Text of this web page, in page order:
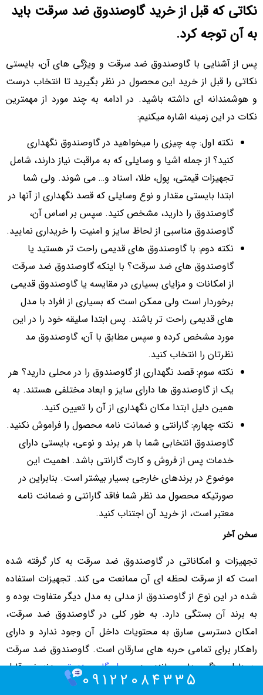
نکاتی که قبل از خرید گاوصندوق ضد سرقت باید
به آن توجه کرد.
پس از آشنایی با گاوصندوق ضد سرقت و ویژگی های آن، بایستی
نکاتی را قبل از خرید این محصول در نظر بگیرید تا انتخاب درست
و هوشمندانه ای داشته باشید. در ادامه به چند مورد از مهمترین
نکات در این زمینه اشاره میکنیم:
نکته اول: چه چیزی را میخواهید در گاوصندوق نگهداری
کنید؟ از جمله اشیا و وسایلی که به مراقبت نیاز دارند، شامل
تجهیزات قیمتی، پول، طلا، اسناد و… می شوند. ولی شما
ابتدا بایستی مقدار و نوع وسایلی که قصد نگهداری از آنها در
گاوصندوق را دارید، مشخص کنید. سپس بر اساس آن،
گاوصندوق مناسبی از لحاظ سایز و امنیت را خریداری نمایید.
نکته دوم: با گاوصندوق های قدیمی راحت تر هستید یا
گاوصندوق های ضد سرقت؟ با اینکه گاوصندوق ضد سرقت
از امکانات و مزایای بسیاری در مقایسه یا گاوصندوق قدیمی
برخوردار است ولی ممکن است که بسیاری از افراد با مدل
های قدیمی راحت تر باشند. پس ابتدا سلیقه خود را در این
مورد مشخص کرده و سپس مطابق با آن، گاوصندوق مد
نظرتان را انتخاب کنید.
نکته سوم: قصد نگهداری از گاوصندوق را در محلی دارید؟ هر
یک از گاوصندوق ها دارای سایز و ابعاد مختلفی هستند. به
همین دلیل ابتدا مکان نگهداری از آن را تعیین کنید.
نکته چهارم: گارانتی و ضمانت نامه محصول را فراموش نکنید.
گاوصندوق انتخابی شما با هر برند و نوعی، بایستی دارای
خدمات پس از فروش و کارت گارانتی باشد. اهمیت این
موضوع در برندهای خارجی بسیار بیشتر است. بنابراین در
صورتیکه محصول مد نظر شما فاقد گارانتی و ضمانت نامه
معتبر است، از خرید آن اجتناب کنید.
سخن آخر
تجهیزات و امکاناتی در گاوصندوق ضد سرقت به کار گرفته شده
است که از سرقت لحظه ای آن ممانعت می کند. تجهیزات استفاده
شده در این نوع از گاوصندوق از مدلی به مدل دیگر متفاوت بوده و
به برند آن بستگی دارد. به طور کلی در گاوصندوق ضد سرقت،
امکان دسترسی سارق به محتویات داخل آن وجود ندارد و دارای
راهکار برای تمامی حربه های سارقان است. گاوصندوق ضد سرقت
به دلیل ویژگی هایی مانند عدمحمل گاو صندوق، بدنه غیر قابل
نفوذ، تجهیز درب آن به بهترین قفل و رمزها، مجهز بودن به سیستم
09122084335